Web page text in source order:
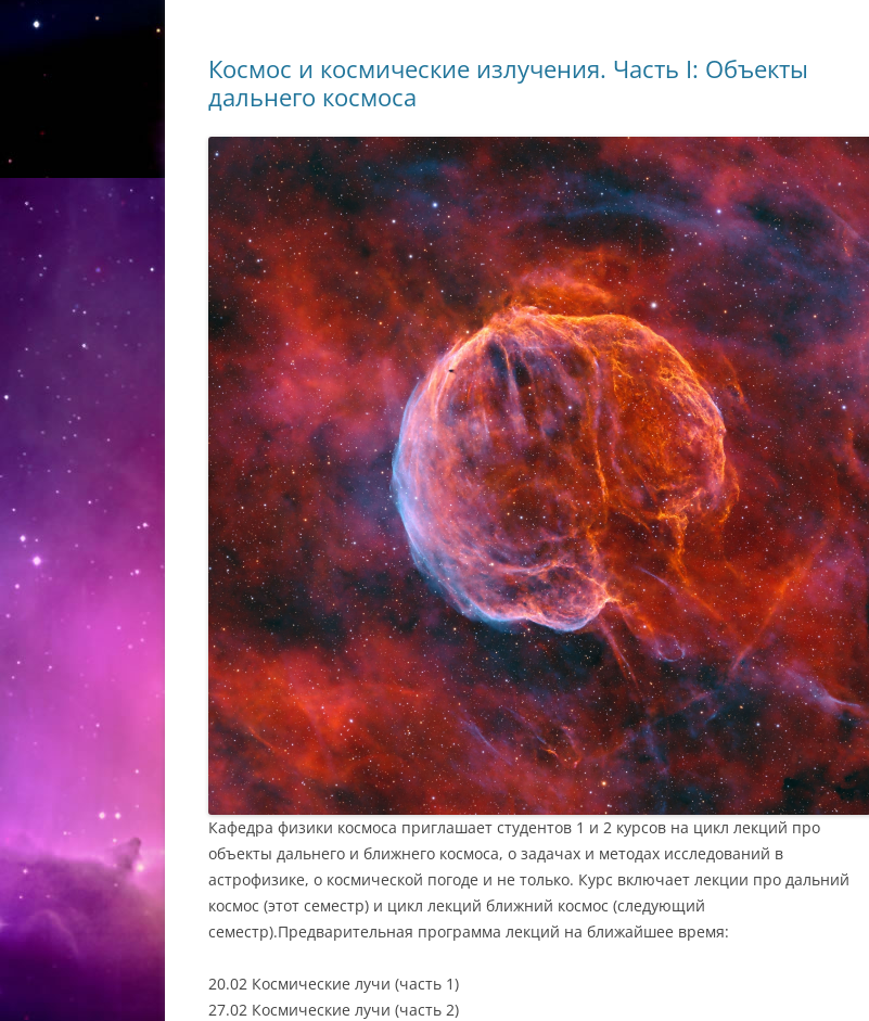
Космос и космические излучения. Часть I: Объекты
дальнего космоса
Кафедра физики космоса приглашает студентов 1 и 2 курсов на цикл лекций про
объекты дальнего и ближнего космоса, о задачах и методах исследований в
астрофизике, о космической погоде и не только. Курс включает лекции про дальний
космос (этот семестр) и цикл лекций ближний космос (следующий
семестр).Предварительная программа лекций на ближайшее время:
20.02 Космические лучи (часть 1)
27.02 Космические лучи (часть 2)